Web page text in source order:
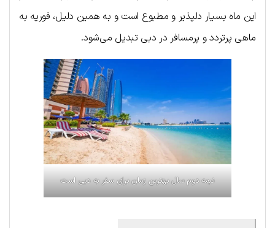
این ماه بسیار دلپذیر و مطبوع است و به همین دلیل، فوریه به
ماهی پرتردد و پرمسافر در دبی تبدیل می‌شود.
نیمه دوم سال بهترین زمان برای سفر به دبی است